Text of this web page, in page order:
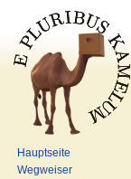
Hauptseite
Wegweiser